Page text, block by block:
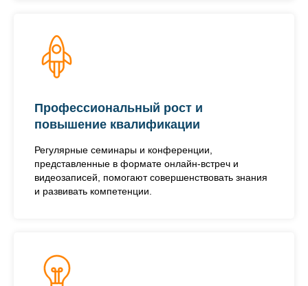
Профессиональный рост и
повышение квалификации
Регулярные семинары и конференции,
представленные в формате онлайн-встреч и
видеозаписей, помогают совершенствовать знания
и развивать компетенции.